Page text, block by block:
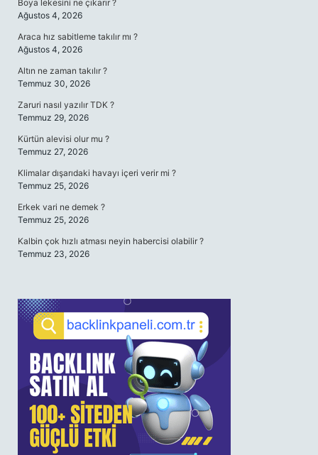
Boya lekesini ne çıkarır ?
Ağustos 4, 2026
Araca hız sabitleme takılır mı ?
Ağustos 4, 2026
Altın ne zaman takılır ?
Temmuz 30, 2026
Zaruri nasıl yazılır TDK ?
Temmuz 29, 2026
Kürtün alevisi olur mu ?
Temmuz 27, 2026
Klimalar dışarıdaki havayı içeri verir mi ?
Temmuz 25, 2026
Erkek vari ne demek ?
Temmuz 25, 2026
Kalbin çok hızlı atması neyin habercisi olabilir ?
Temmuz 23, 2026